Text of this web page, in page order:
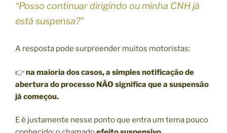
“Posso continuar dirigindo ou minha CNH já
está suspensa?”
A resposta pode surpreender muitos motoristas:
👉na maioria dos casos, a simples notificação de
abertura do processo NÃO significa que a suspensão
já começou.
E é justamente nesse ponto que entra um tema pouco